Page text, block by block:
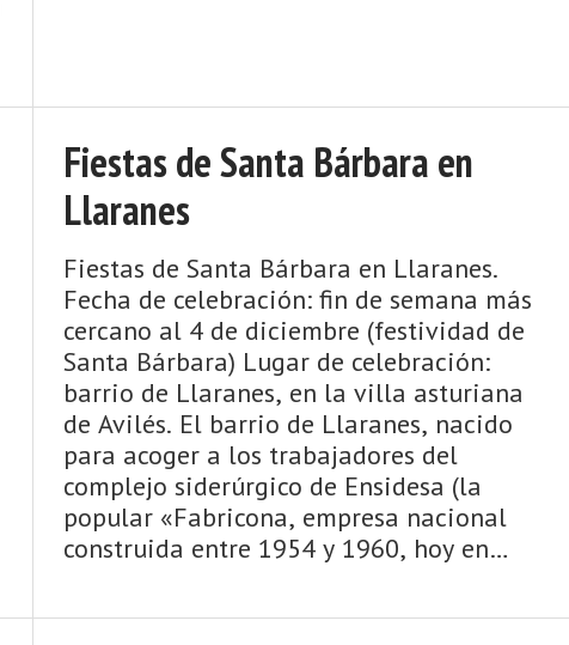
Fiestas de Santa Bárbara en
Llaranes
Fiestas de Santa Bárbara en Llaranes.
Fecha de celebración: fin de semana más
cercano al 4 de diciembre (festividad de
Santa Bárbara) Lugar de celebración:
barrio de Llaranes, en la villa asturiana
de Avilés. El barrio de Llaranes, nacido
para acoger a los trabajadores del
complejo siderúrgico de Ensidesa (la
popular «Fabricona, empresa nacional
construida entre 1954 y 1960, hoy en